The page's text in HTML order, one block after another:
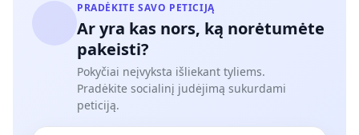
PRADĖKITE SAVO PETICIJĄ
Ar yra kas nors, ką norėtumėte
pakeisti?
Pokyčiai neįvyksta išliekant tyliems.
Pradėkite socialinį judėjimą sukurdami
peticiją.